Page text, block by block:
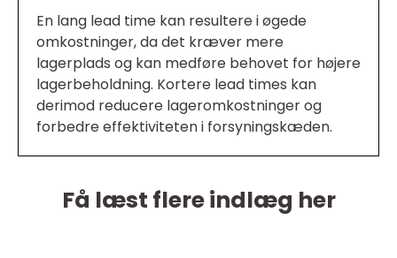
En lang lead time kan resultere i øgede
omkostninger, da det kræver mere
lagerplads og kan medføre behovet for højere
lagerbeholdning. Kortere lead times kan
derimod reducere lageromkostninger og
forbedre effektiviteten i forsyningskæden.
Få læst flere indlæg her